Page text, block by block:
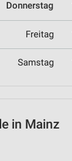
Donnerstag
Freitag
Samstag
in Mainz